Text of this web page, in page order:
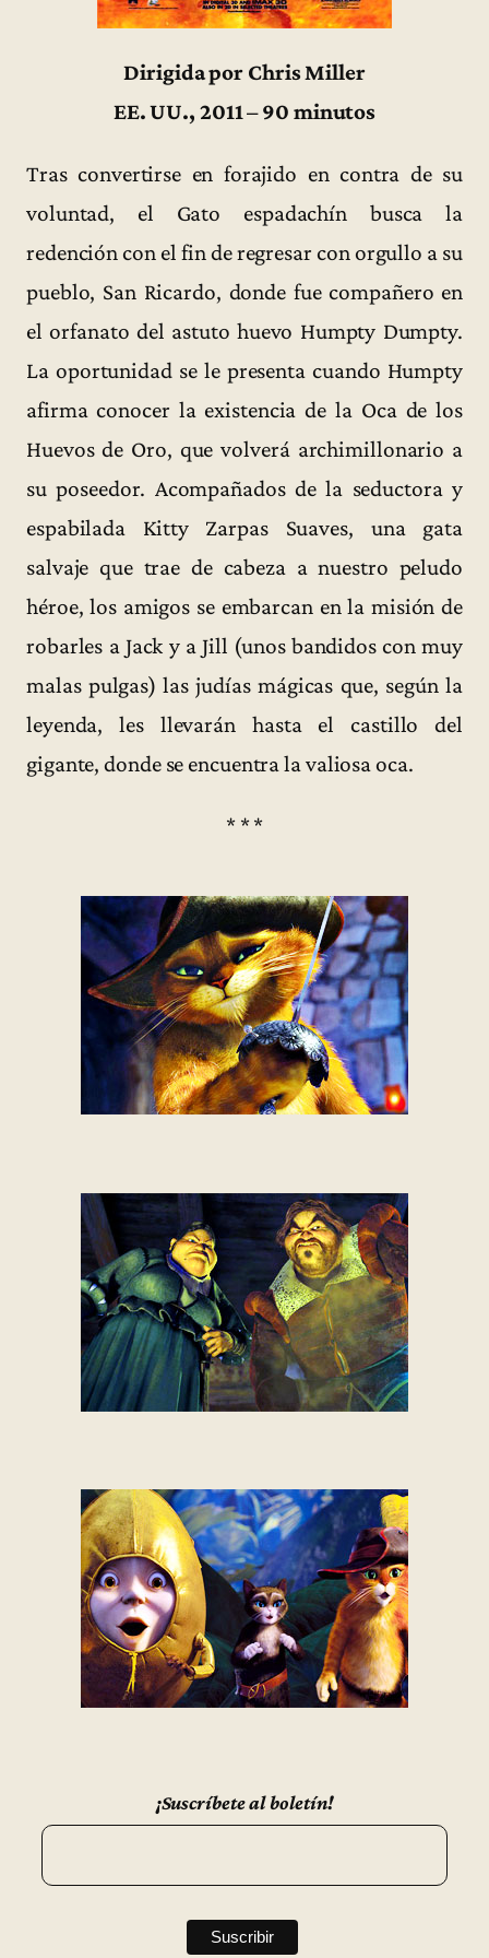
Dirigida por Chris Miller
EE. UU., 2011 – 90 minutos
Tras convertirse en forajido en contra de su
voluntad, el Gato espadachín busca la
redención con el fin de regresar con orgullo a su
pueblo, San Ricardo, donde fue compañero en
el orfanato del astuto huevo Humpty Dumpty.
La oportunidad se le presenta cuando Humpty
afirma conocer la existencia de la Oca de los
Huevos de Oro, que volverá archimillonario a
su poseedor. Acompañados de la seductora y
espabilada Kitty Zarpas Suaves, una gata
salvaje que trae de cabeza a nuestro peludo
héroe, los amigos se embarcan en la misión de
robarles a Jack y a Jill (unos bandidos con muy
malas pulgas) las judías mágicas que, según la
leyenda, les llevarán hasta el castillo del
gigante, donde se encuentra la valiosa oca.
* * *
¡Suscríbete al boletín!